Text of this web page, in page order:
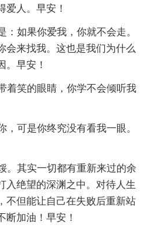
爱人。早安！
：如果你爱我，你就不会走。
会来找我。这也是我们为什么
。早安！
着笑的眼睛，你学不会倾听我
，可是你终究没有看我一眼。
。其实一切都有重新来过的余
入绝望的深渊之中。对待人生
不但能让自己在失败后重新站
断加油！早安！